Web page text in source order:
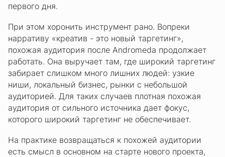
первого дня.
При этом хоронить инструмент рано. Вопреки
нарративу «креатив - это новый таргетинг»,
похожая аудитория после Andromeda продолжает
работать. Она выручает там, где широкий таргетинг
забирает слишком много лишних людей: узкие
ниши, локальный бизнес, рынки с небольшой
аудиторией. Для таких случаев плотная похожая
аудитория от сильного источника дает фокус,
которого широкий таргетинг не обеспечивает.
На практике возвращаться к похожей аудитории
есть смысл в основном на старте нового проекта,